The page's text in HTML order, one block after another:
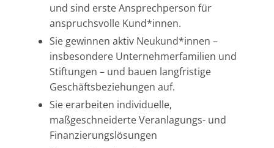
und sind erste Ansprechperson für
anspruchsvolle Kund*innen.
Sie gewinnen aktiv Neukund*innen –
insbesondere Unternehmerfamilien und
Stiftungen – und bauen langfristige
Geschäftsbeziehungen auf.
Sie erarbeiten individuelle,
maßgeschneiderte Veranlagungs- und
Finanzierungslösungen